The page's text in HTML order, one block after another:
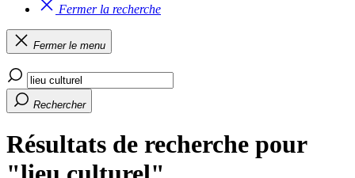
Fermer la recherche
Fermer le menu
Rechercher
Résultats de recherche pour